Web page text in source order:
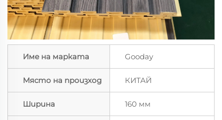
Име на марката Gooday
Място на произход КИТАЙ
Ширина 160 мм